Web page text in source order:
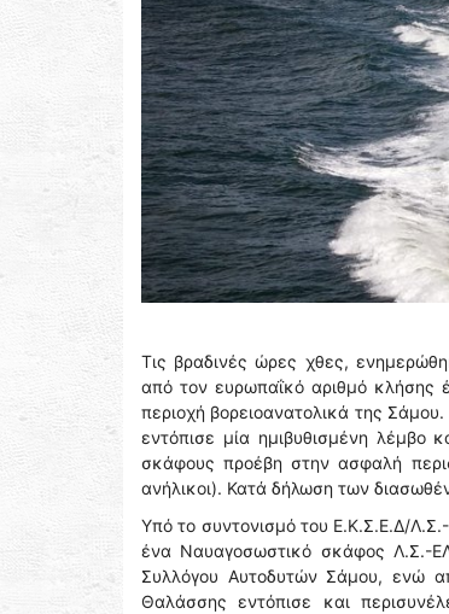
Τις βραδινές ώρες χθες,
από τον ευρωπαΐκό αριθμό κλήσης
περιοχή βορειοανατολικά της
εντόπισε μία ημιβυθισμένη λέμβο
σκάφους προέβη στην ασφαλή
ανήλικοι). Κατά δήλωση των
Υπό το συντονισμό του Ε.Κ.Σ.Ε.Δ/
ένα Ναυαγοσωστικό σκάφος Λ.Σ.-
Συλλόγου Αυτοδυτών Σάμου, ενώ
Θαλάσσης εντόπισε και